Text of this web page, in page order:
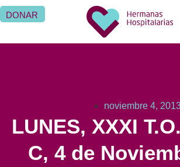
DONAR
noviembre 4,
LUNES, XXXI
C, 4 de